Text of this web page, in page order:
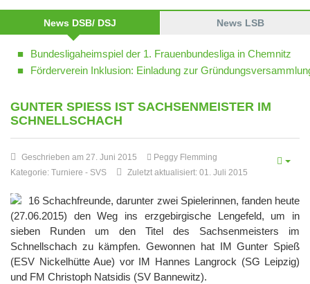
News DSB/ DSJ News LSB
Bundesligaheimspiel der 1. Frauenbundesliga in Chemnitz
Förderverein Inklusion: Einladung zur
GUNTER SPIESS IST SACHSENMEISTER IM S
CHNELLSCHACH
Geschrieben am 27. Juni 2015
Peggy Flemming
Kategorie: Turniere - SVS Zuletzt aktualisiert: 01. Juli 2015
16 Schachfreunde, darunter zwei Spielerinnen, fanden heute
(27.06.2015) den Weg ins erzgebirgische Lengefeld, um in
sieben Runden um den Titel des Sachsenmeisters im
Schnellschach zu kämpfen. Gewonnen hat IM Gunter Spieß
(ESV Nickelhütte Aue) vor IM Hannes Langrock (SG Leipzig)
und FM Christoph Natsidis (SV Bannewitz).